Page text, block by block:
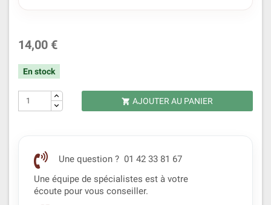
14,00 €
En stock
 AJOUTER AU PANIER
Une question ? 01 42 33 81 67
Une équipe de spécialistes est à votre
écoute pour vous conseiller.